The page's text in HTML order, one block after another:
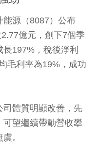
能源（8087）公布
億元，創下7個季
197%，稅後淨利
毛利率為19%，成功
司體質明顯改善，先
望繼續帶動營收攀
。